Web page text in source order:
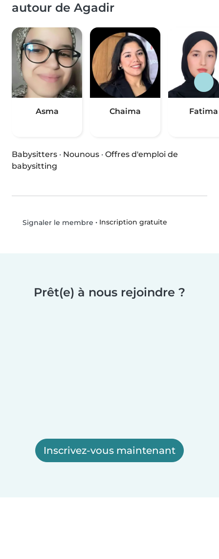
autour de Agadir
Asma Chaima Fatima
Babysitters · Nounous · Offres d'emploi de
babysitting
Signaler le membre • Inscription gratuite
Prêt(e) à nous rejoindre ?
Inscrivez-vous maintenant